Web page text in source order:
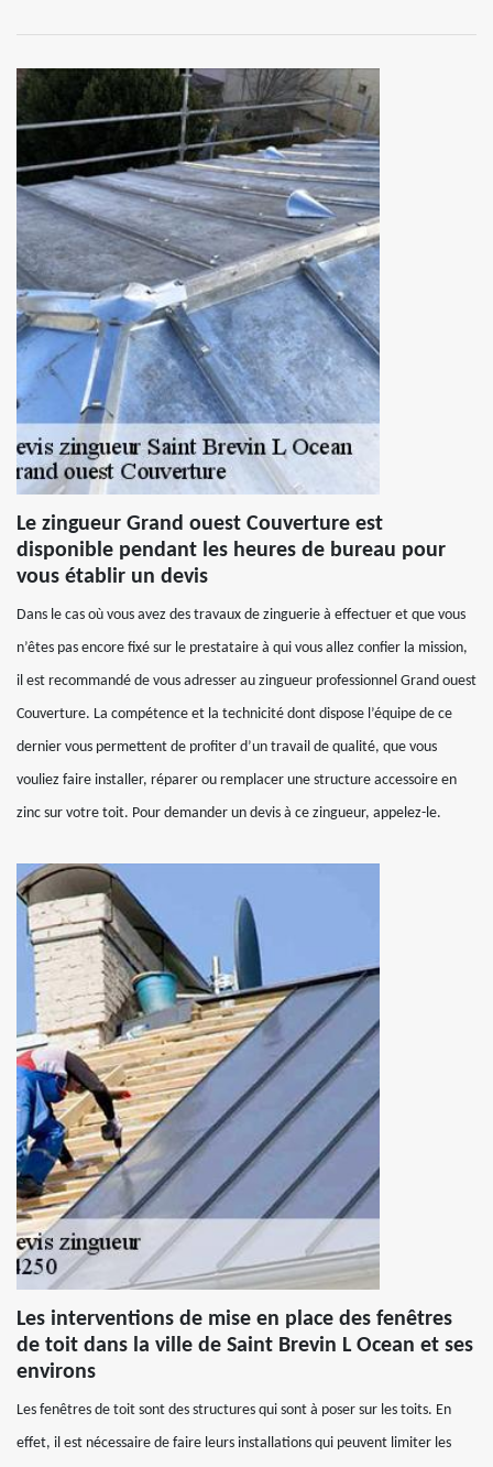
Le zingueur Grand ouest Couverture est
disponible pendant les heures de bureau pour
vous établir un devis
Dans le cas où vous avez des travaux de zinguerie à effectuer et que vous
n’êtes pas encore fixé sur le prestataire à qui vous allez confier la mission,
il est recommandé de vous adresser au zingueur professionnel Grand ouest
Couverture. La compétence et la technicité dont dispose l’équipe de ce
dernier vous permettent de profiter d’un travail de qualité, que vous
vouliez faire installer, réparer ou remplacer une structure accessoire en
zinc sur votre toit. Pour demander un devis à ce zingueur, appelez-le.
Les interventions de mise en place des fenêtres
de toit dans la ville de Saint Brevin L Ocean et ses
environs
Les fenêtres de toit sont des structures qui sont à poser sur les toits. En
effet, il est nécessaire de faire leurs installations qui peuvent limiter les